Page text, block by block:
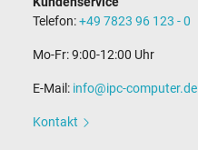
Telefon:+49 7823 96 123 - 0
Mo-Fr: 9:00-12:00 Uhr
E-Mail: info@ipc-computer.de
Kontakt